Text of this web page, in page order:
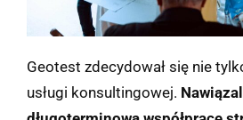
Geotest zdecydował się nie
usługi konsultingowej.